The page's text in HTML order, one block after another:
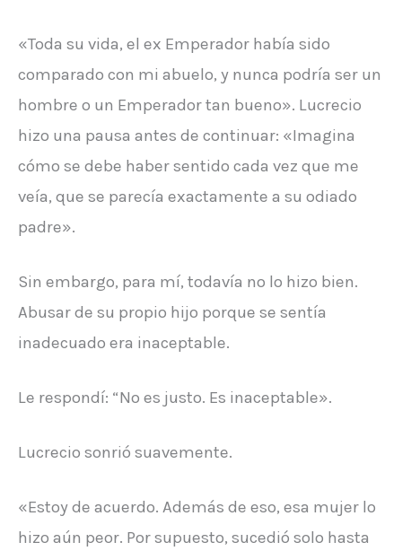
«Toda su vida, el ex Emperador había sido
comparado con mi abuelo, y nunca podría ser un
hombre o un Emperador tan bueno». Lucrecio
hizo una pausa antes de continuar: «Imagina
cómo se debe haber sentido cada vez que me
veía, que se parecía exactamente a su odiado
padre».
Sin embargo, para mí, todavía no lo hizo bien.
Abusar de su propio hijo porque se sentía
inadecuado era inaceptable.
Le respondí: “No es justo. Es inaceptable».
Lucrecio sonrió suavemente.
«Estoy de acuerdo. Además de eso, esa mujer lo
hizo aún peor. Por supuesto, sucedió solo hasta